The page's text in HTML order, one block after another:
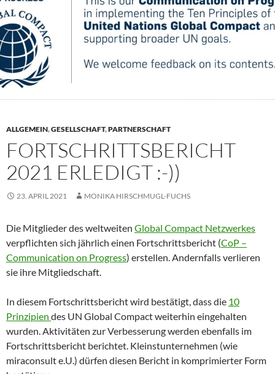
ALLGEMEIN,GESELLSCHAFT,PARTNERSCHAFT
FORTSCHRITTSBERICHT
2021 ERLEDIGT :-))
23. APRIL 2021 MONIKA HIRSCHMUGL-FUCHS
Die Mitglieder des weltweiten Global Compact Netzwerkes
verpflichten sich jährlich einen Fortschrittsbericht (CoP –
Communication on Progress) erstellen. Andernfalls verlieren
sie ihre Mitgliedschaft.
In diesem Fortschrittsbericht wird bestätigt, dass die 10
Prinzipien des UN Global Compact weiterhin eingehalten
wurden. Aktivitäten zur Verbesserung werden ebenfalls im
Fortschrittsbericht berichtet. Kleinstunternehmen (wie
miraconsult e.U.) dürfen diesen Bericht in komprimierter Form